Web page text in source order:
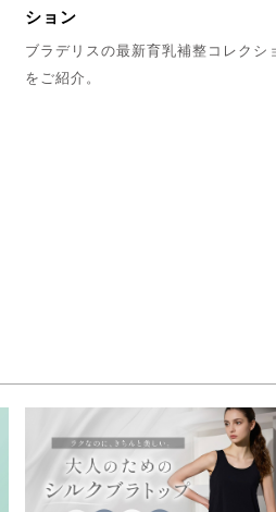
ション
ブラデリスの最新育乳補整コレクシ
をご紹介。